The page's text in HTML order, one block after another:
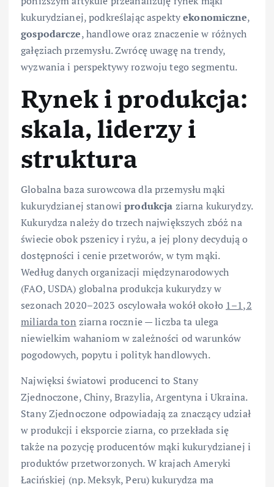
kukurydzianej, podkreślając aspektyekonomiczne,
gospodarcze, handlowe oraz znaczenie w różnych
gałęziach przemysłu. Zwrócę uwagę na trendy,
wyzwania i perspektywy rozwoju tego segmentu.
Rynek i produkcja:
skala, liderzy i
struktura
Globalna baza surowcowa dla przemysłu mąki
kukurydzianej stanowiprodukcja ziarna kukurydzy.
Kukurydza należy do trzech największych zbóż na
świecie obok pszenicy i ryżu, a jej plony decydują o
dostępności i cenie przetworów, w tym mąki.
Według danych organizacji międzynarodowych
(FAO, USDA) globalna produkcja kukurydzy w
sezonach 2020–2023 oscylowała wokół około 1–1,2
miliarda ton ziarna rocznie — liczba ta ulega
niewielkim wahaniom w zależności od warunków
pogodowych, popytu i polityk handlowych.
Najwięksi światowi producenci to Stany
Zjednoczone, Chiny, Brazylia, Argentyna i Ukraina.
Stany Zjednoczone odpowiadają za znaczący udział
w produkcji i eksporcie ziarna, co przekłada się
także na pozycję producentów mąki kukurydzianej i
produktów przetworzonych. W krajach Ameryki
Łacińskiej (np. Meksyk, Peru) kukurydza ma